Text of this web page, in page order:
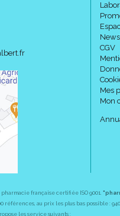
CGV
Mes
Mon
pharmacie française certifiée ISO 9001.
références, au prix les plus bas possible :
les service suivants :